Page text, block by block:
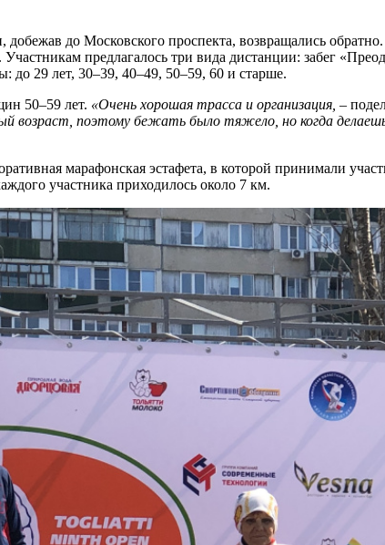
до Московского проспекта, возвращались обратно.
предлагалось три вида дистанции: забег
29 лет, 30–39, 40–49, 50–59, 60 и старше.
50–59 лет. «Очень хорошая трасса и организация, –
возраст, поэтому бежать было тяжело, но когда
марафонская эстафета, в которой принимали
участника приходилось около 7 км.